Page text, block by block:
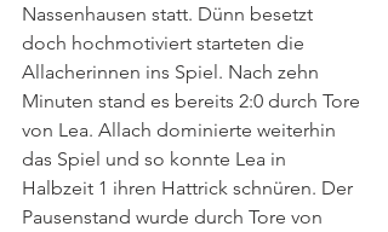
Nassenhausen statt. Dünn besetzt
doch hochmotiviert starteten die
Allacherinnen ins Spiel. Nach zehn
Minuten stand es bereits 2:0 durch Tore
von Lea. Allach dominierte weiterhin
das Spiel und so konnte Lea in
Halbzeit 1 ihren Hattrick schnüren. Der
Pausenstand wurde durch Tore von